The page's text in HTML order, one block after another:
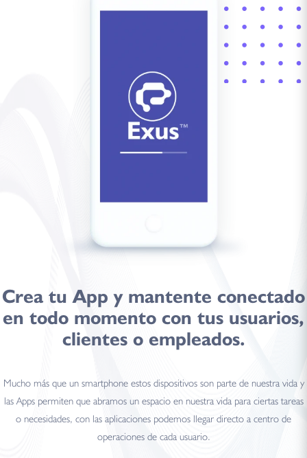
Crea tuApp y mantente conectado
en todo momento con tus usuarios,
clientes o empleados.
Mucho más que un smartphone estos dispositivos son parte de nuestra vida y
las Apps permiten que abramos un espacio en nuestra vida para ciertas tareas
o necesidades, con las aplicaciones podemos llegar directo a centro de
operaciones de cada usuario.